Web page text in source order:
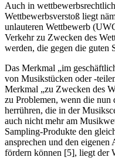
Auch in
Wettbewerbsverstoß liegt
unlauteren Wettbewerb
Verkehr zu Zwecken des
werden, die gegen die guten
Das Merkmal „im
von Musikstücken oder -
Merkmal „zu Zwecken des
zu Problemen, wenn die
herrühren, die in der
auch nicht mehr am
Sampling-Produkte den
ansprechen und den
fördern können [5], liegt der